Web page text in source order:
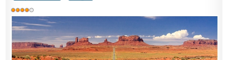
Vote
utilisateur:4/5